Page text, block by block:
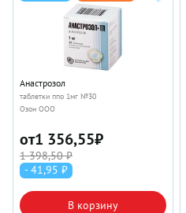
Анастрозол
таблетки ппо 1мг №30
Озон ООО
от1 356,55₽
1 398,50 ₽
- 41,95 ₽
В корзину